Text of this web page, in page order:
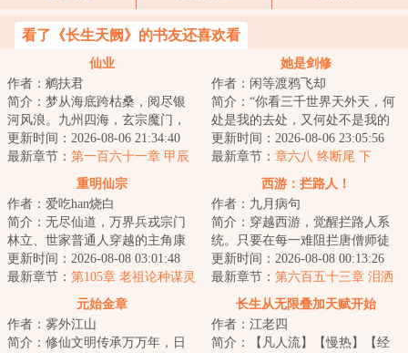
看了《长生天阙》的书友还喜欢看
仙业
作者：鹓扶君
简介：梦从海底跨枯桑，阅尽银
河风浪。九州四海，玄宗魔门，
天人外道，净土僧伽。炼炁，授
箓，服饵，占验...
更新时间：2026-08-06 21:34:40
最新章节： 第一百六十一章 甲辰
她是剑修
作者：闲等渡鸦飞却
简介：“你看三千世界天外天，何
处是我的去处，又何处不是我的
去处？”不问情爱妄念，不求超脱
长生，赵莼...
更新时间：2026-08-06 23:05:56
最新章节： 章六八 终断尾 下
重明仙宗
作者：爱吃han烧白
简介：无尽仙道，万界兵戎宗门
林立、世家普通人穿越的主角康
大宝，在师父身殁后继承了掌门
之位。背负着宗...
更新时间：2026-08-08 03:01:48
最新章节： 第105章 老祖论种谋灵
珍，天灵根者拜掌门
西游：拦路人！
作者：九月病句
简介：穿越西游，觉醒拦路人系
统。只要在每一难阻拦唐僧师徒
取经的脚步就可以获得奖励。拦
截三天，奖励：...
更新时间：2026-08-08 00:13:26
最新章节： 第六百五十三章 泪洒
隐雾山（九）
元始金章
作者：雾外江山
简介：修仙文明传承万万年，日
长生从无限叠加天赋开始
作者：江老四
简介：【凡人流】【慢热】【经